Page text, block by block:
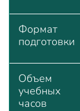
Формат
подготовки
Объем
учебных
часов